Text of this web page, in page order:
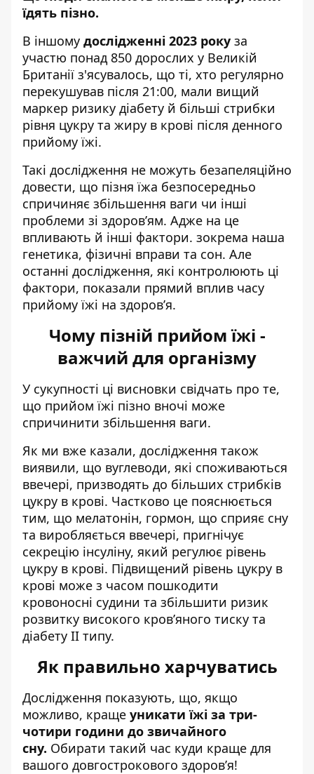
їдять пізно.
В іншому дослідженні 2023 року за
участю понад 850 дорослих у Великій
Британії з'ясувалось, що ті, хто регулярно
перекушував після 21:00, мали вищий
маркер ризику діабету й більші стрибки
рівня цукру та жиру в крові після денного
прийому їжі.
Такі дослідження не можуть безапеляційно
довести, що пізня їжа безпосередньо
спричиняє збільшення ваги чи інші
проблеми зі здоров’ям. Адже на це
впливають й інші фактори. зокрема наша
генетика, фізичні вправи та сон. Але
останні дослідження, які контролюють ці
фактори, показали прямий вплив часу
прийому їжі на здоров’я.
Чому пізній прийом їжі -
важчий для організму
У сукупності ці висновки свідчать про те,
що прийом їжі пізно вночі може
спричинити збільшення ваги.
Як ми вже казали, дослідження також
виявили, що вуглеводи, які споживаються
ввечері, призводять до більших стрибків
цукру в крові. Частково це пояснюється
тим, що мелатонін, гормон, що сприяє сну
та виробляється ввечері, пригнічує
секрецію інсуліну, який регулює рівень
цукру в крові. Підвищений рівень цукру в
крові може з часом пошкодити
кровоносні судини та збільшити ризик
розвитку високого кров’яного тиску та
діабету II типу.
Як правильно харчуватись
Дослідження показують, що, якщо
можливо, краще уникати їжі за три-
чотири години до звичайного
сну. Обирати такий час куди краще для
вашого довгострокового здоров’я!